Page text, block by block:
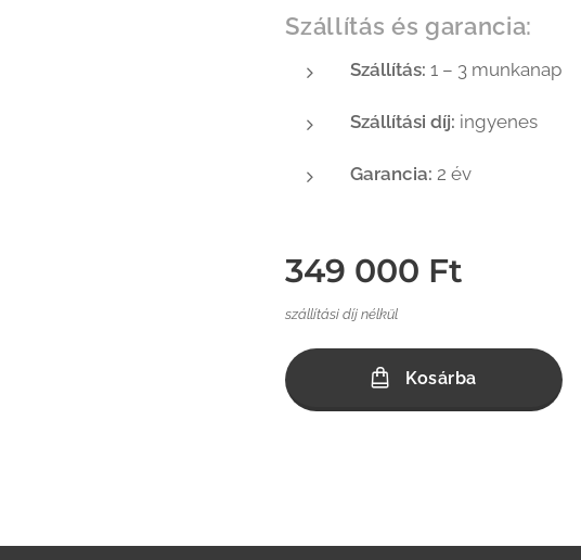
Szállítás és garancia:
Szállítás: 1 – 3 munkanap
Szállítási díj: ingyenes
Garancia: 2 év
349 000 Ft
szállítási díj nélkül
Kosárba